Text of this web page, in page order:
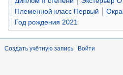
Племенной класс Первый
Год рождения 2021
Создать учётную запись Войти